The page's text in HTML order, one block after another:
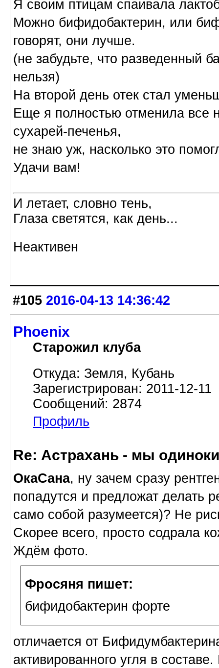
Я своим птицам спаивала
Можно бифидобактерин, или
говорят, они лучше.
(не забудьте, что разведенный
нельзя)
На второй день отек стал
Еще я полностью отменила все
сухарей-печенья,
не знаю уж, насколько это
Удачи вам!
И летает, словно тень,
Глаза светятся, как день...
Неактивен
#105 2016-04-13 14:36:42
Phoenix
Старожил клуба
Откуда: Земля, Кубань
Зарегистрирован: 2011-12-11
Сообщений: 2874
Профиль
Re: Астрахань - мы
ОкаСана, ну зачем сразу
попадутся и предложат делать
само собой разумеется)? Не
Скорее всего, просто содрала
Ждём фото.
Фросяня пишет:
бифидобактерин форте
отличается от
активированного угля в